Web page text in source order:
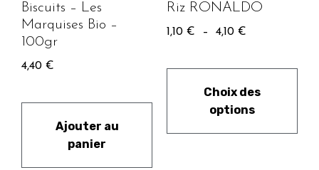
Biscuits – Les
Marquises Bio –
100gr
4,40 €
Ajouter au
panier
Riz RONALDO
1,10 € – 4,10 €
Choix des
options